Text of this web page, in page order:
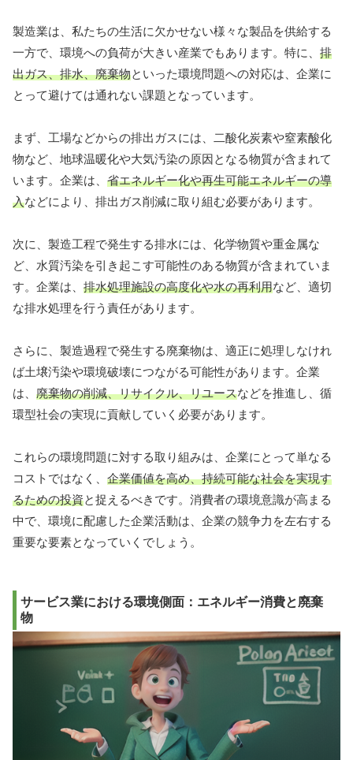
製造業は、私たちの生活に欠かせない様々な製品を供給する
一方で、環境への負荷が大きい産業でもあります。特に、 排
出ガス、排水、廃棄物といった環境問題への対応は、企業に
とって避けては通れない課題となっています。
まず、工場などからの排出ガスには、二酸化炭素や窒素酸化
物など、地球温暖化や大気汚染の原因となる物質が含まれて
います。企業は、 省エネルギー化や再生可能エネルギーの導
入などにより、排出ガス削減に取り組む必要があります。
次に、製造工程で発生する排水には、化学物質や重金属な
ど、水質汚染を引き起こす可能性のある物質が含まれていま
す。企業は、 排水処理施設の高度化や水の再利用など、適切
な排水処理を行う責任があります。
さらに、製造過程で発生する廃棄物は、適正に処理しなけれ
ば土壌汚染や環境破壊につながる可能性があります。企業
は、 廃棄物の削減、リサイクル、リユースなどを推進し、循
環型社会の実現に貢献していく必要があります。
これらの環境問題に対する取り組みは、企業にとって単なる
コストではなく、 企業価値を高め、持続可能な社会を実現す
るための投資と捉えるべきです。消費者の環境意識が高まる
中で、環境に配慮した企業活動は、企業の競争力を左右する
重要な要素となっていくでしょう。
サービス業における環境側面：エネルギー消費と廃棄
物